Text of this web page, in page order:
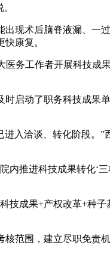
现术后脑脊液漏、一
康复。
务工作者开展科技成
启动了职务科技成果
入洽谈、转化阶段。”
推进科技成果转化‘三
成果+产权改革+种子
范围，建立尽职免责